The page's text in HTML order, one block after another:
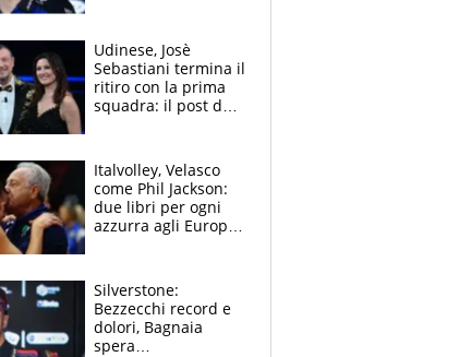
McLaren siano
meglio?”
Udinese, Josè
Sebastiani termina il
ritiro con la prima
squadra: il post del
sfondo
Italvolley, Velasco
come Phil Jackson:
due libri per ogni
azzurra agli Europei.
Silverstone:
Bezzecchi record e
dolori, Bagnaia
spera